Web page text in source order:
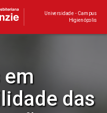
Universidade - Campus
Higienópolis
em
das